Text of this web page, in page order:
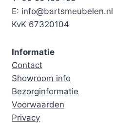
E: info@bartsmeubelen.nl
KvK 67320104
Informatie
Contact
Showroom info
Bezorginformatie
Voorwaarden
Privacy